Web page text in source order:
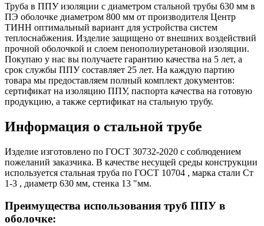
Труба в ППУ изоляции с диаметром стальной трубы 630 мм в
ПЭ оболочке диаметром 800 мм от производителя Центр
ТИНН оптимальный вариант для устройства систем
теплоснабжения. Изделие защищено от внешних воздействий
прочной оболочкой и слоем пенополиуретановой изоляции.
Покупаю у нас вы получаете гарантию качества на 5 лет, а
срок службы ППУ составляет 25 лет. На каждую партию
товара мы предоставляем полный комплект документов:
сертификат на изоляцию ППУ, паспорта качества на готовую
продукцию, а также сертификат на стальную трубу.
Информация о стальной трубе
Изделие изготовлено по ГОСТ 30732-2020 с соблюдением
пожеланий заказчика. В качестве несущей среды конструкции
используется стальная труба по ГОСТ 10704 , марка стали Ст
1-3 , диаметр 630 мм, стенка 13 "мм.
Преимущества использования труб ППУ в
оболочке: